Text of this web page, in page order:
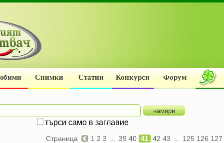
Снимки Статии Конкурси Форум
търси само в заглавие
Страница 1 2 3 39 40 41 42 43 125 126 127